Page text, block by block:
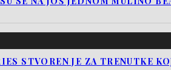
STVOREN JE ZA TRENUTKE